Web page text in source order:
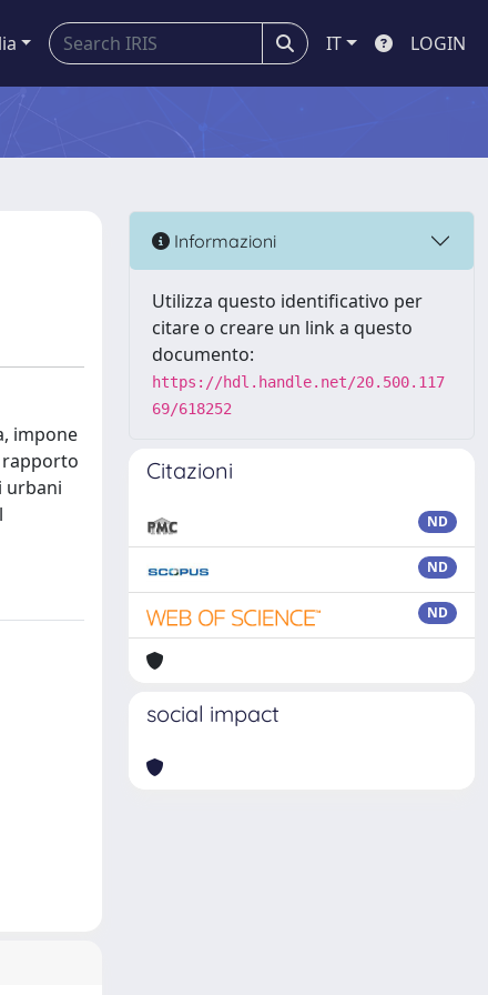
IT LOGIN
impone
rapporto
urbani
Informazioni
Utilizza questo identificativo per
citare o creare un link a questo
documento:
https://hdl.handle.net/20.500.117
69/618252
Citazioni
ND
ND
ND
social impact